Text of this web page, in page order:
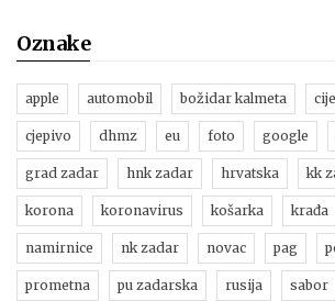
Oznake
apple automobil božidar kalmeta
cjepivo dhmz eu foto google
grad zadar hnk zadar hrvatska kk
korona koronavirus košarka krađa
namirnice nk zadar novac pag
prometna pu zadarska rusija sabor